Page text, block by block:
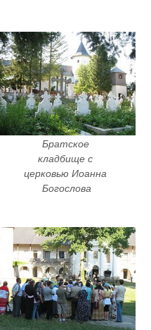
Братское
кладбище с
церковью Иоанна
Богослова